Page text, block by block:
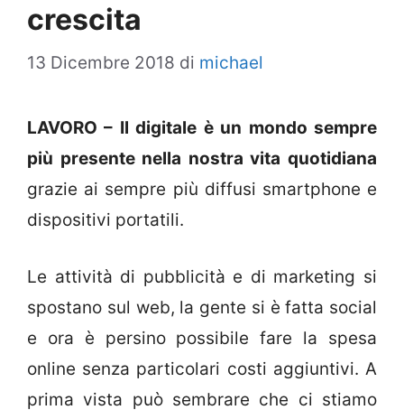
crescita
13 Dicembre 2018 di michael
LAVORO – Il digitale è un mondo sempre
più presente nella nostra vita quotidiana
grazie ai sempre più diffusi smartphone e
dispositivi portatili.
Le attività di pubblicità e di marketing si
spostano sul web, la gente si è fatta social
e ora è persino possibile fare la spesa
online senza particolari costi aggiuntivi. A
prima vista può sembrare che ci stiamo